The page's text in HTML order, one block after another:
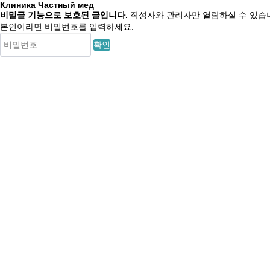
Клиника Частный мед
비밀글 기능으로 보호된 글입니다. 작성자와 관리자만 열람하실 수 있습
본인이라면 비밀번호를 입력하세요.